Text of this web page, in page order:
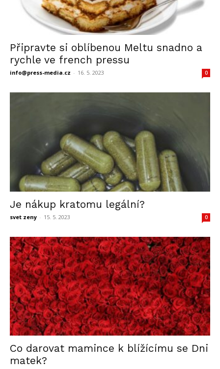
Připravte si oblíbenou Meltu snadno a
rychle ve french pressu
info@press-media.cz - 16. 5. 2023 0
Je nákup kratomu legální?
svet zeny - 15. 5. 2023 0
Co darovat mamince k blížícímu se Dni
matek?